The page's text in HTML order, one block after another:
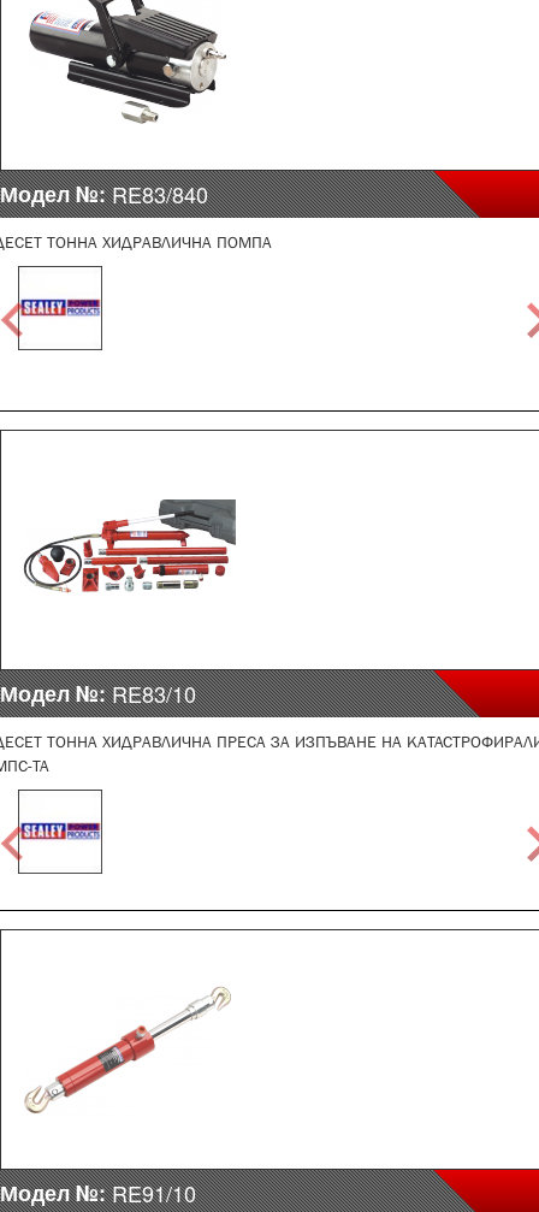
Модел №:RE83/840
ТОННА ХИДРАВЛИЧНА ПОМПА
Модел №:RE83/10
ТОННА ХИДРАВЛИЧНА ПРЕСА ЗА ИЗПЪВАНЕ НА
ТА
Модел №:RE91/10